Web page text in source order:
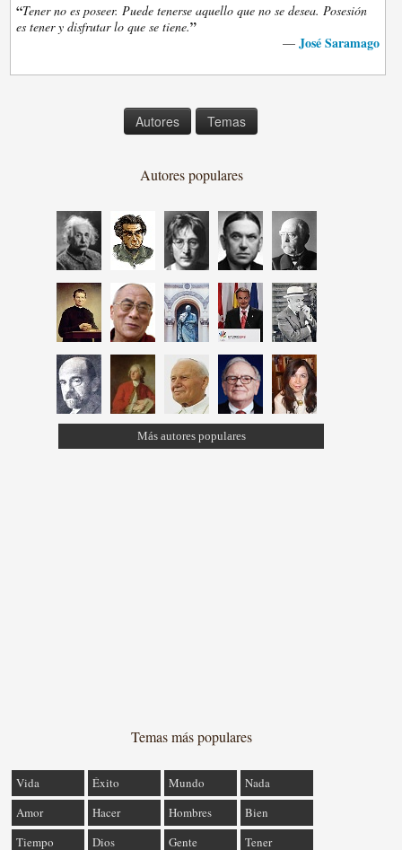
“Tener no es poseer. Puede tenerse aquello que no se desea. Posesión
es tener y disfrutar lo que se tiene.”
— José Saramago
Autores Temas
Autores populares
Más autores populares
Temas más populares
Vida Éxito Mundo
Nada
Amor
Hacer Hombres
Bien
Tiempo
Dios Gente Tener